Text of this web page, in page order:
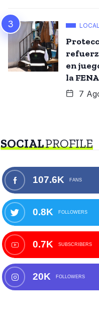
LOCAL
en
la
7
SOCIALPROFILE
107.6K FANS
0.8K FOLLOWERS
0.7K SUBSCRIBERS
20K FOLLOWERS